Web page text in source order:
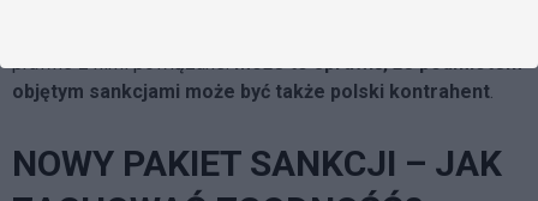
prawne z nimi powiązane.Może to sprawić, że podmiotem
objętym sankcjami może być także polski kontrahent.
NOWY PAKIET SANKCJI – JAK